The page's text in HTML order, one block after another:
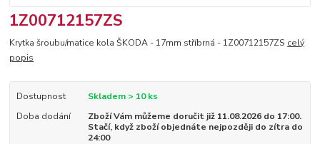
1Z00712157ZS
Krytka šroubu/matice kola ŠKODA - 17mm stříbrná - 1Z00712157ZS celý
popis
Dostupnost
Skladem > 10 ks
Doba dodání
Zboží Vám můžeme doručit již 11.08.2026 do 17:00.
Stačí, když zboží objednáte nejpozději do zítra do
24:00